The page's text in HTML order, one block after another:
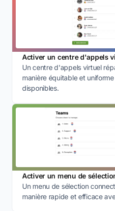
Activer un centre d'appels
Un centre d'appels virtuel
manière équitable et
disponibles.
Activer un menu de
Un menu de sélection
manière rapide et efficace